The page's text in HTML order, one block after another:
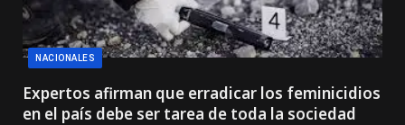
NACIONALES
Expertos afirman que erradicar los feminicidios
en el país debe ser tarea de toda la sociedad